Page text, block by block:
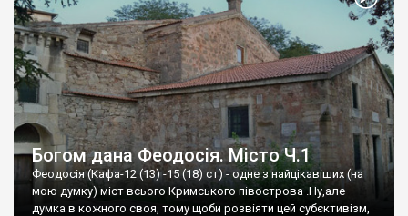
Богом дана Феодосія. Місто Ч.1
Феодосія (Кафа-12 (13) -15 (18) ст) - одне з найцікавіших (на
мою думку) міст всього Кримського півострова .Ну,але
думка в кожного своя, тому щоби розвіяти цей субєктивізм,